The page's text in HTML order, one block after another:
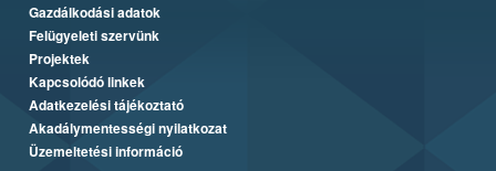
Gazdálkodási adatok
Felügyeleti szervünk
Projektek
Kapcsolódó linkek
Adatkezelési tájékoztató
Akadálymentességi nyilatkozat
Üzemeltetési információ